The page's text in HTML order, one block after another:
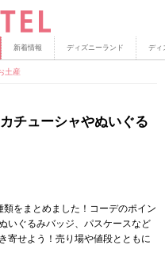
新着情報 ディズニーランド ディ
土産
チューシャやぬいぐる
をまとめました！コーデのポイン
いぐるみバッジ、パスケースなど
寄せよう！売り場や値段とともに